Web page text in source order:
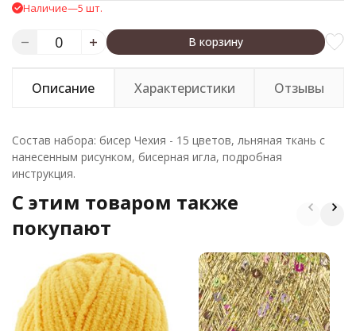
Наличие—5 шт.
В корзину
Описание Характеристики Отзывы
Состав набора: бисер Чехия - 15 цветов, льняная ткань с
нанесенным рисунком, бисерная игла, подробная
инструкция.
C этим товаром также
покупают